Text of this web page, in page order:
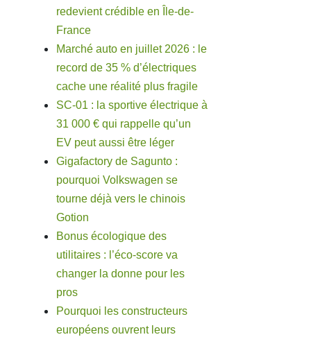
redevient crédible en Île-de-
France
Marché auto en juillet 2026 : le
record de 35 % d’électriques
cache une réalité plus fragile
SC-01 : la sportive électrique à
31 000 € qui rappelle qu’un
EV peut aussi être léger
Gigafactory de Sagunto :
pourquoi Volkswagen se
tourne déjà vers le chinois
Gotion
Bonus écologique des
utilitaires : l’éco-score va
changer la donne pour les
pros
Pourquoi les constructeurs
européens ouvrent leurs